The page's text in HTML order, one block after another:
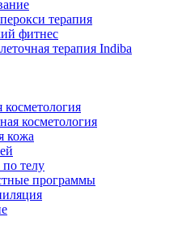
терапия
фитнес
терапия Indiba
косметология
косметология
кожа
телу
программы